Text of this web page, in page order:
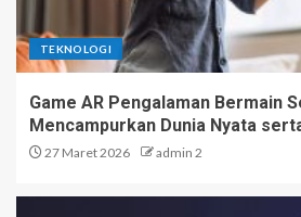
TEKNOLOGI
Game AR Pengalaman Bermain
Mencampurkan Dunia Nyata
27 Maret 2026 admin 2